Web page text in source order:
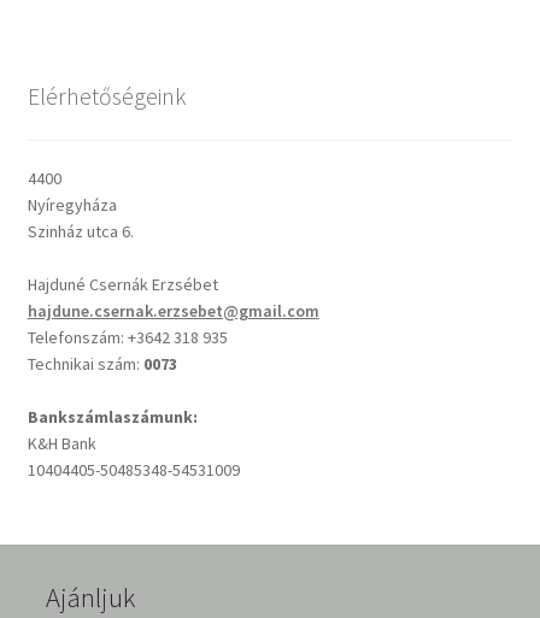
Napi Ige: Evangélikus bibliaolvasó Útmutató
Mindennapi kenyerünk
Bemutatkozás
Elérhetőségeink
4400
Nyíregyháza
Szinház utca 6.
Hajduné Csernák Erzsébet
hajdune.csernak.erzsebet@gmail.com
Telefonszám: +3642 318 935
Technikai szám: 0073
Bankszámlaszámunk:
K&H Bank
10404405-50485348-54531009
Ajánljuk